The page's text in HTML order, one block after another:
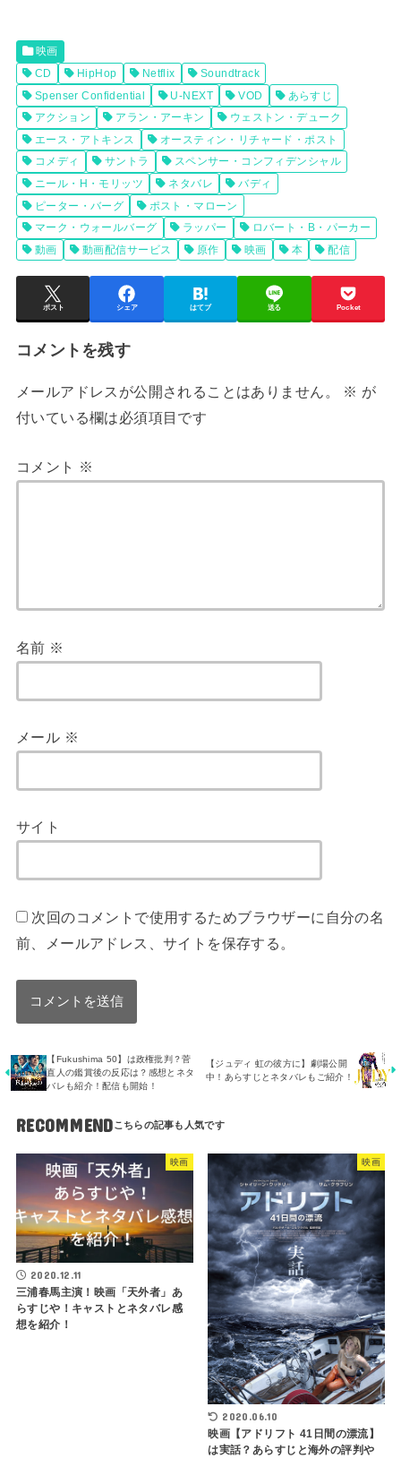
映画
CD
HipHop Netflix
Soundtrack
Spenser Confidential
U-NEXT VOD
あらすじ
アクション
アラン・アーキン
ウェストン・デューク
エース・アトキンス
オースティン・リチャード・ポスト
コメディ
サントラ
スペンサー・コンフィデンシャル
ニール・H・モリッツ
ネタバレ
バディ
ピーター・バーグ
ポスト・マローン
マーク・ウォールバーグ
ラッパー
ロバート・B・パーカー
動画
動画配信サービス 原作 映画 本 配信
ポスト シェア はてブ 送る Pocket
コメントを残す
メールアドレスが公開されることはありません。 ※ が
付いている欄は必須項目です
コメント ※
名前 ※
メール ※
サイト
次回のコメントで使用するためブラウザーに自分の名
前、メールアドレス、サイトを保存する。
【Fukushima 50】は政権批判？菅
直人の鑑賞後の反応は？感想とネタ
バレも紹介！配信も開始！
【ジュディ 虹の彼方に】劇場公開
中！あらすじとネタバレもご紹介！
RECOMMEND
映画
2020.12.11
三浦春馬主演！映画「天外者」あ
らすじや！キャストとネタバレ感
想を紹介！
映画
2020.06.10
映画【アドリフト 41日間の漂流】
は実話？あらすじと海外の評判や